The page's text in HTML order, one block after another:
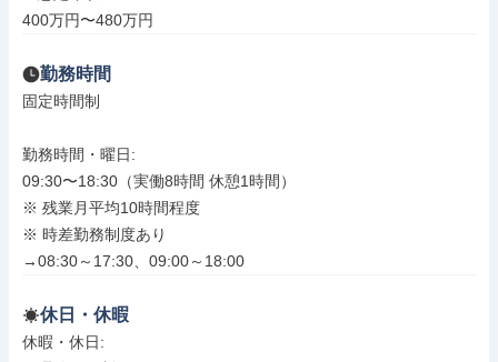
400万円〜480万円
勤務時間
固定時間制
勤務時間・曜日:
09:30〜18:30（実働8時間 休憩1時間）
※ 残業月平均10時間程度
※ 時差勤務制度あり
→08:30～17:30、09:00～18:00
休日・休暇
休暇・休日: